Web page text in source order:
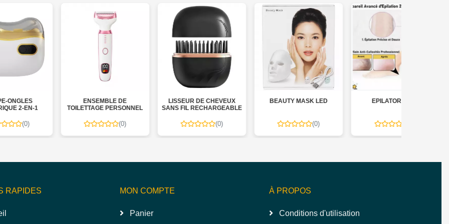
ENSEMBLE DE
TOILETTAGE PERSONNEL
(0)
LISSEUR DE CHEVEUX
SANS FIL RECHARGEABLE
(0)
BEAUTY MASK LED
(0)
EPILATOR 2 IN 1
(0)
RAPIDES MON COMPTE
Panier
À PROPOS
Conditions d'utilisation